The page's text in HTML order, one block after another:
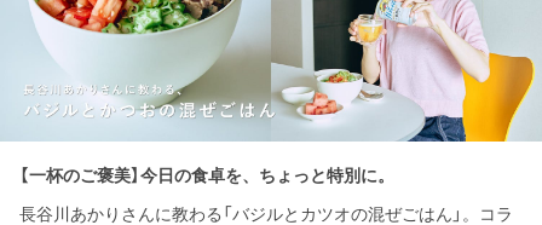
【一杯のご褒美】今日の食卓を、ちょっと特別に。
長谷川あかりさんに教わる「バジルとカツオの混ぜごはん」。コラ